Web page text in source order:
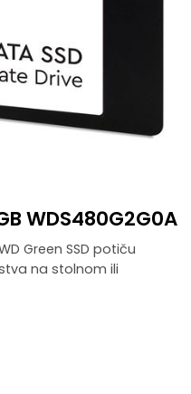
WDS480G2G0A
Green SSD potiču
na stolnom ili